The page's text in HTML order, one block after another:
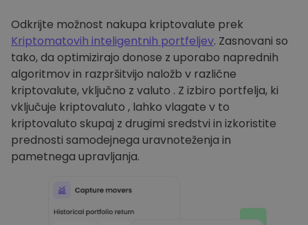
Odkrijte možnost nakupa kriptovalute prek
Kriptomatovih inteligentnih portfeljev. Zasnovani so
tako, da optimizirajo donose z uporabo naprednih
algoritmov in razpršitvijo naložb v različne
kriptovalute, vključno z valuto . Z izbiro portfelja, ki
vključuje kriptovaluto , lahko vlagate v to
kriptovaluto skupaj z drugimi sredstvi in izkoristite
prednosti samodejnega uravnoteženja in
pametnega upravljanja.